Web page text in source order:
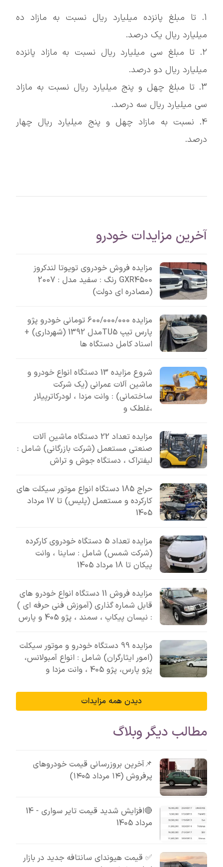
1. تا مبلغ پانزده میلیارد ریال نسبت به مازاد ده
میلیارد ریال یک درصد.
2. تا مبلغ سی میلیارد ریال نسبت به مازاد پانزده
میلیارد ریال دو درصد.
3. تا مبلغ چهل و پنج میلیارد ریال نسبت به مازاد
سی میلیارد ریال سه درصد.
4. نسبت به مازاد چهل و پنج میلیارد ریال چهار
درصد.
آخرین مزایدات خودرو
مزایده فروش خودروی تویوتا لندکروز
GXR4500 رنگ : سفید مدل : 2007
(مصادره ای دولت)
مزایده 600/000/000 تومانی خودرو پژو
پارس تیپ TU5مدل 1392 (شهرداری) +
اسناد کامل دستگاه ها
شروع مزایده 13 دستگاه انواع خودرو و
ماشین آلات عمرانی (یک شرکت
ساختمانی) : وانت مزدا ، لودرکاترپیلار
،غلطک و
مزایده تعداد 22 دستگاه ماشین آلات
صنعتی مستعمل (شرکت بازرگانی) شامل :
لیفتراک ، دستگاه جوش و تراش
حراج 185 دستگاه انواع موتور سیکلت های
کارکرده و مستعمل (پلیس) تا 17 مرداد
1405
مزایده تعداد 5 دستگاه خودروی کارکرده
(شرکت شمس) شامل : ساینا ، وانت
پیکان تا 18 مرداد 1405
مزایده فروش 11 دستگاه انواع خودرو های
قابل شماره گذاری (آموزش فنی حرفه ای )
: نیسان پیکاپ ، سمند ، پژو 405 و پارس
مزایده 99 دستگاه خودرو و موتور سیکلت
(امور ایثارگران) شامل : انواع آمبولانس،
پژو پارس، پژو 405 ، وانت مزدا و
دیدن همه مزایدات
مطالب دیگر وبلاگ
📌آخرین بروزرسانی قیمت خودروهای
پرفروش (۱۴ مرداد ۱۴۰۵)
🔴افزایش شدید قیمت تایر سواری - 14
مرداد 1405
✅ قیمت هیوندای سانتافه جدید در بازار